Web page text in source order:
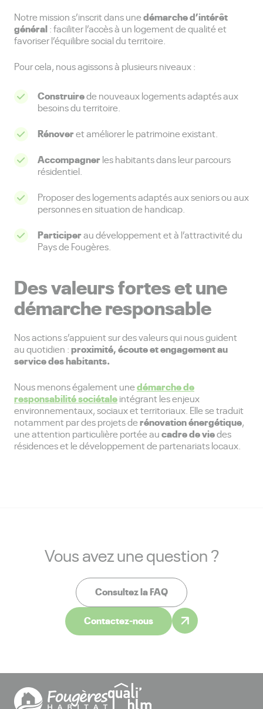
Notre mission s’inscrit dans unedémarche d’intérêt
général: faciliter l’accès à un logement de qualité et
favoriser l’équilibre social du territoire.
Pour cela, nous agissons à plusieurs niveaux :
Construirede nouveaux logements adaptés aux
besoins du territoire.
Rénoveret améliorer le patrimoine existant.
Accompagnerles habitants dans leur parcours
résidentiel.
Proposer des logements adaptés aux seniors ou aux
personnes en situation de handicap.
Participerau développement et à l’attractivité du
Pays de Fougères.
Des valeurs fortes et une
démarche responsable
Nos actions s’appuient sur des valeurs qui nous guident
au quotidien :proximité, écoute et engagement au
service des habitants.
Nous menons également unedémarche de
responsabilité sociétaleintégrant les enjeux
environnementaux, sociaux et territoriaux. Elle se traduit
notamment par des projets derénovation énergétique,
une attention particulière portée aucadre de viedes
résidences et le développement de partenariats locaux.
Vous avez une question ?
Consultez la FAQ
Contactez-nous